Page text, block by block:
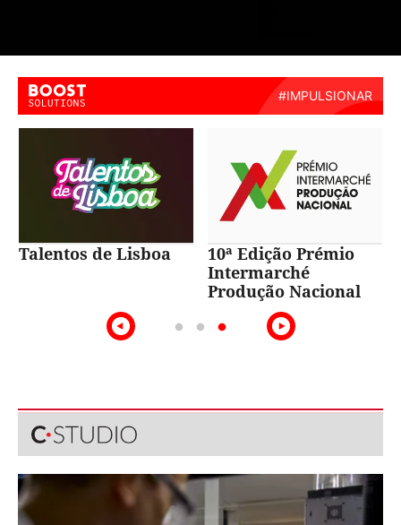
Talentos de Lisboa
10ª Edição Prémio
Intermarché
Produção Nacional